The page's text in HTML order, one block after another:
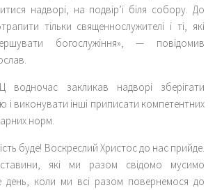
надворі, на подвір’ї біля собору. До
тільки священнослужителі і ті, які
богослужіння», — повідомив
водночас закликав надворі зберігати
і виконувати інші приписати компетентних
норм.
буде! Воскреслий Христос до нас прийде.
які ми разом свідомо мусимо
день, коли ми всі разом повернемося до